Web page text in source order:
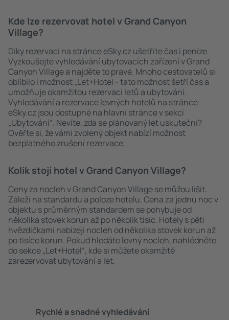
Kde lze rezervovat hotel v Grand Canyon
Village?
Díky rezervaci na stránce eSky.cz ušetříte čas i peníze.
Vyzkoušejte vyhledávání ubytovacích zařízení v Grand
Canyon Village a najděte to pravé. Mnoho cestovatelů si
oblíbilo i možnost „Let+Hotel - tato možnost šetří čas a
umožňuje okamžitou rezervaci letů a ubytování.
Vyhledávání a rezervace levných hotelů na stránce
eSky.cz jsou dostupné na hlavní stránce v sekci
„Ubytování“. Nevíte, zda se plánovaný let uskuteční?
Ověřte si, že vámi zvolený objekt nabízí možnost
bezplatného zrušení rezervace.
Kolik stojí hotel v Grand Canyon Village?
Ceny za nocleh v Grand Canyon Village se můžou lišit.
Záleží na standardu a poloze hotelu. Cena za jednu noc v
objektu s průměrným standardem se pohybuje od
několika stovek korun až po několik tisíc. Hotely s pěti
hvězdičkami nabízejí nocleh od několika stovek korun až
po tisíce korun. Pokud hledáte levný nocleh, nahlédněte
do sekce „Let+Hotel“, kde si můžete okamžitě
zarezervovat ubytování a let.
Rychlé a snadné vyhledávání